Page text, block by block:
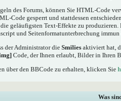
des Forums, können Sie HTML-Code
Code gesperrt und stattdessen
geläufigsten Text-Effekte zu
und Seitenformatunterbrechung immun
der Administrator dieSmilies aktiviert hat,
Code, der Ihnen erlaubt, Bilder in Ihren
über den BBCode zu erhalten, klicken Sie
Was